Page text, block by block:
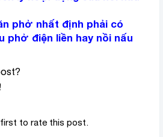
phở nhất định phải có
phở điện liền hay nồi nấu
to rate this post.